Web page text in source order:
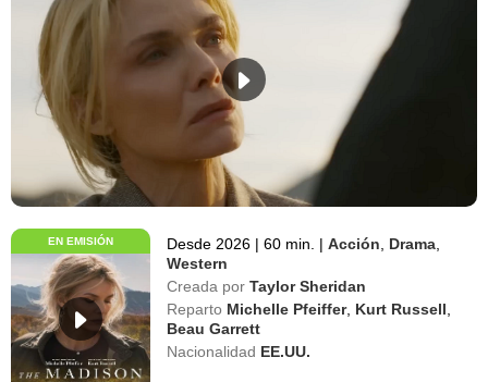
EN EMISIÓN Desde 2026 | 60 min. | Acción Drama
Western
Creada por Taylor Sheridan
Reparto Michelle Pfeiffer, Kurt Russell
Beau Garrett
Nacionalidad EE.UU.